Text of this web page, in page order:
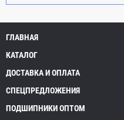
ГЛАВНАЯ
КАТАЛОГ
ДОСТАВКА И ОПЛАТА
СПЕЦПРЕДЛОЖЕНИЯ
ПОДШИПНИКИ ОПТОМ